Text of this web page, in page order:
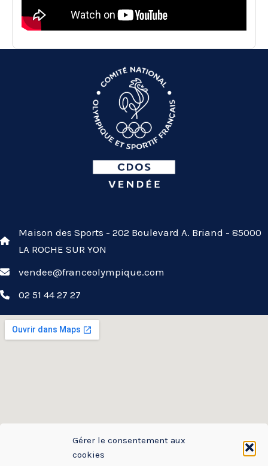
Gérer le consentement aux
cookies
Maison des Sports - 202 Boulevard A. Briand - 85000
LA ROCHE SUR YON
vendee@franceolympique.com
02 51 44 27 27